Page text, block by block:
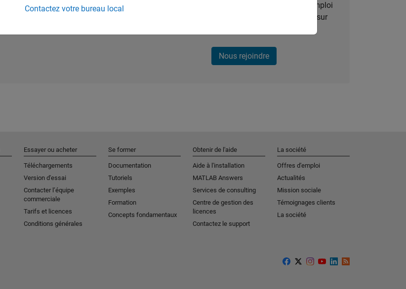
Recevez des alertes pour des opportunités d'emploi
personnalisées, des articles et des actualités sur
Nous rejoindre
Contactez votre bureau local
Essayer ou acheter
Téléchargements
Version d'essai
Contacter l’équipe
commerciale
Tarifs et licences
Conditions générales
Se former
Documentation
Tutoriels
Exemples
Formation
Concepts fondamentaux
Obtenir de l'aide
Aide à l'installation
MATLAB Answers
Services de consulting
Centre de gestion des
licences
Contactez le support
La société
Offres d'emploi
Actualités
Mission sociale
Témoignages clients
La société